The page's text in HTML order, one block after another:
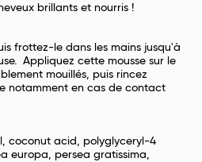
brillants et nourris !
frottez-le dans les mains jusqu'à
Appliquez cette mousse sur le
mouillés, puis rincez
notamment en cas de contact
coconut acid, polyglyceryl-4
europa, persea gratissima,